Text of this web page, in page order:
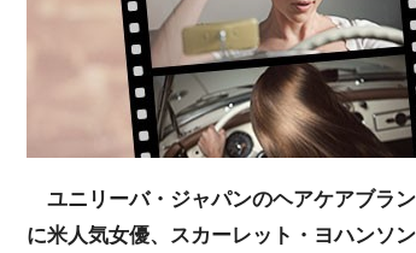
ユニリーバ・ジャパンのヘアケアブラ
に米人気女優、スカーレット・ヨハンソ